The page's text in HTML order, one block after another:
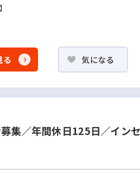
る 気になる
集／年間休日125日／イン